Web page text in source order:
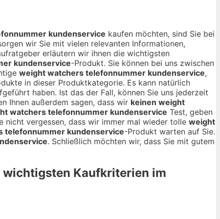
kundenservice kaufen möchten, sind Sie bei
wir Sie mit vielen relevanten Informationen,
erläutern wir ihnen die wichtigsten
kundenservice-Produkt. Sie können bei uns zwischen
weight watchers telefonnummer kundenservice,
in dieser Produktkategorie. Es kann natürlich
haben. Ist das der Fall, können Sie uns jederzeit
Ihnen außerdem sagen, dass wir keinen weight
watchers telefonnummer kundenservice Test, geben
nicht vergessen, dass wir immer mal wieder tolle weight
telefonnummer kundenservice-Produkt warten auf Sie.
. Schließlich möchten wir, dass Sie mit gutem
wichtigsten Kaufkriterien im